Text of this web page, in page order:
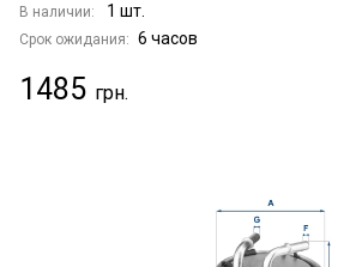
В наличии: 1 шт.
Срок ожидания: 6 часов
1485